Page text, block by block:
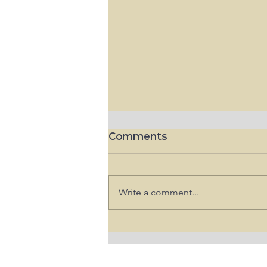
미 재무부, 이란 가상화폐 거래소
와 환전소 제재 단행
Comments
Write a comment...